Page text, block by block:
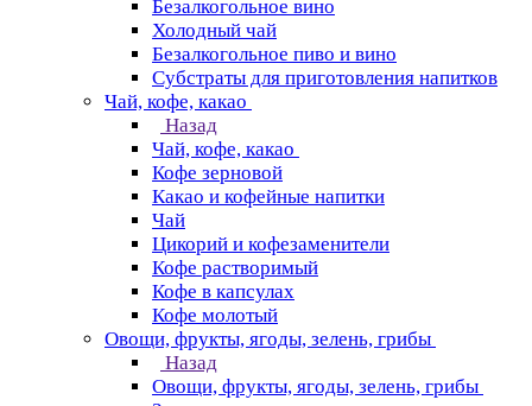
Безалкогольное вино
Холодный чай
Безалкогольное пиво и вино
Субстраты для приготовления напитков
Чай, кофе, какао
Назад
Чай, кофе, какао
Кофе зерновой
Какао и кофейные напитки
Чай
Цикорий и кофезаменители
Кофе растворимый
Кофе в капсулах
Кофе молотый
Овощи, фрукты, ягоды, зелень, грибы
Назад
Овощи, фрукты, ягоды, зелень, грибы